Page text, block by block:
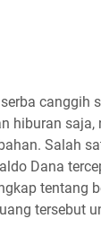
canggih
hiburan saja,
Salah
Dana
tentang
tersebut